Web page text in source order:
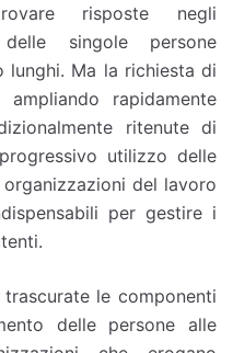
risposte negli
singole persone
lunghi. Ma la richiesta di
rapidamente
ritenute di
utilizzo delle
del lavoro
per gestire i
le componenti
delle persone alle